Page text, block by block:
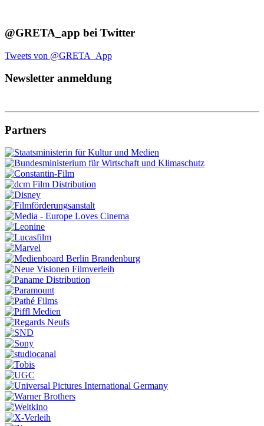
@GRETA_app bei Twitter
Tweets von @GRETA_App
Newsletter anmeldung
Partners